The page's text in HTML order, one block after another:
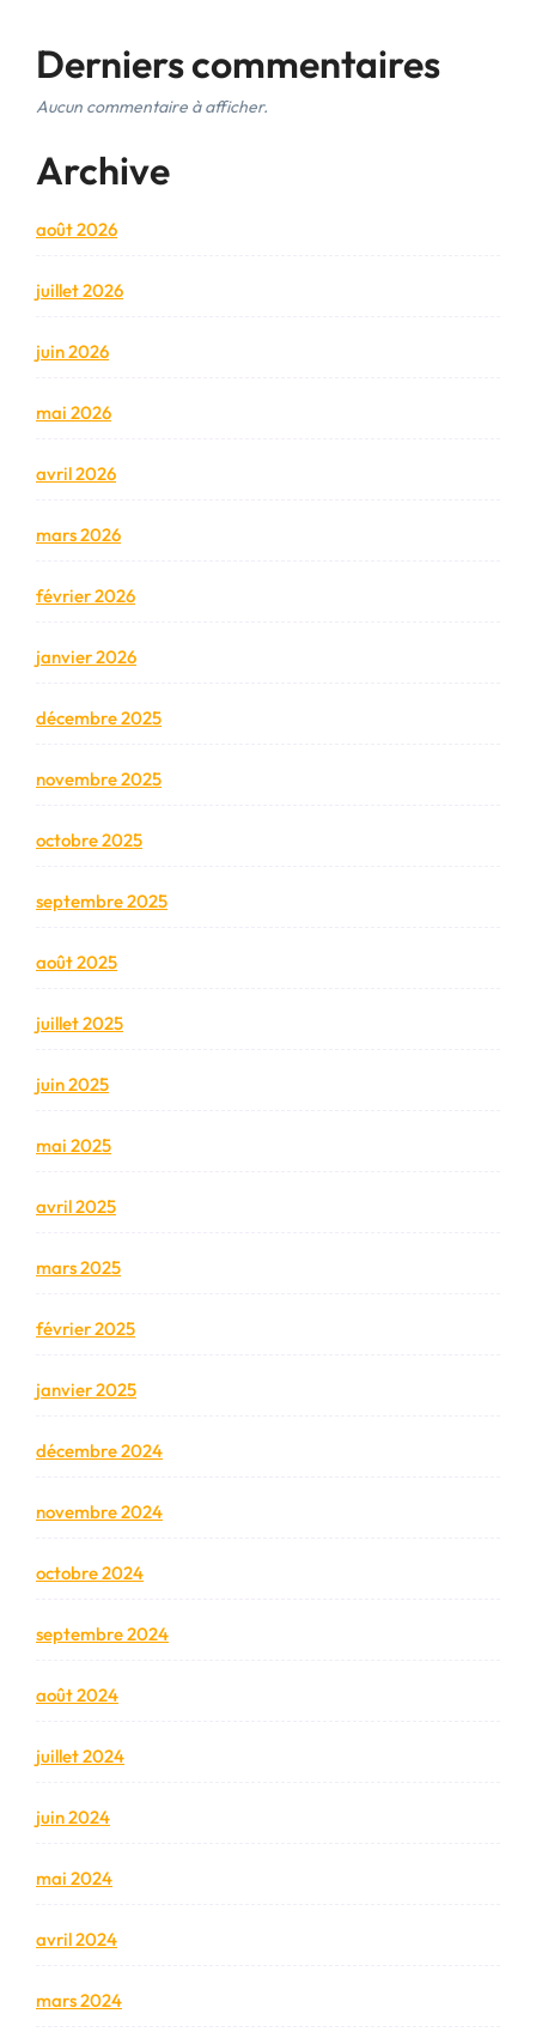
Derniers commentaires
Aucun commentaire à afficher.
Archive
août 2026
juillet 2026
juin 2026
mai 2026
avril 2026
mars 2026
février 2026
janvier 2026
décembre 2025
novembre 2025
octobre 2025
septembre 2025
août 2025
juillet 2025
juin 2025
mai 2025
avril 2025
mars 2025
février 2025
janvier 2025
décembre 2024
novembre 2024
octobre 2024
septembre 2024
août 2024
juillet 2024
juin 2024
mai 2024
avril 2024
mars 2024